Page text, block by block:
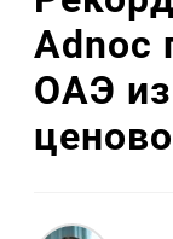
Adnoc
ОАЭ